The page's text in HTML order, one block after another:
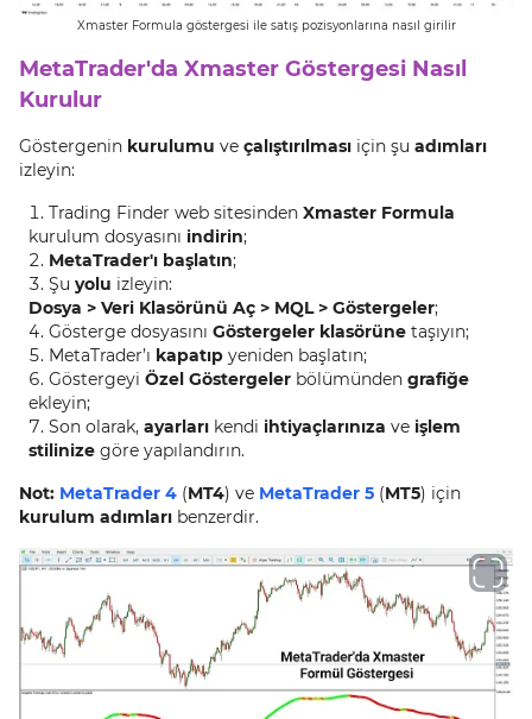
Xmaster Formula göstergesi ile satış pozisyonlarına nasıl girilir
MetaTrader'da Xmaster Göstergesi Nasıl
Kurulur
Göstergenin kurulumu ve çalıştırılması için şu adımları
izleyin:
Trading Finder web sitesinden Xmaster Formula
kurulum dosyasını indirin;
MetaTrader'ı başlatın;
Şu yolu izleyin:
Dosya > Veri Klasörünü Aç > MQL > Göstergeler;
Gösterge dosyasını Göstergeler klasörüne taşıyın;
MetaTrader’ı kapatıp yeniden başlatın;
Göstergeyi Özel Göstergeler bölümünden grafiğe
ekleyin;
Son olarak, ayarları kendi ihtiyaçlarınıza ve işlem
stilinize göre yapılandırın.
Not: MetaTrader 4 (MT4) ve MetaTrader 5 (MT5) için
kurulum adımları benzerdir.